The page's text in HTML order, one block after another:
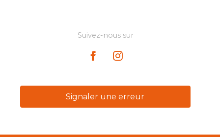
Suivez-nous sur
Signaler une erreur